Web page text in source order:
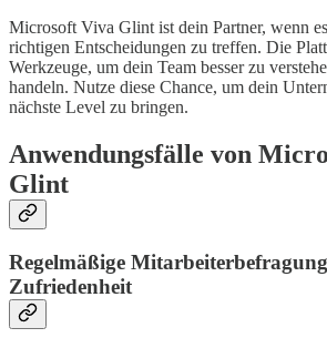
Microsoft Viva Glint ist dein Partner, wenn
richtigen Entscheidungen zu treffen. Die
Werkzeuge, um dein Team besser zu
handeln. Nutze diese Chance, um dein
nächste Level zu bringen.
Anwendungsfälle von
Glint
Regelmäßige
Zufriedenheit